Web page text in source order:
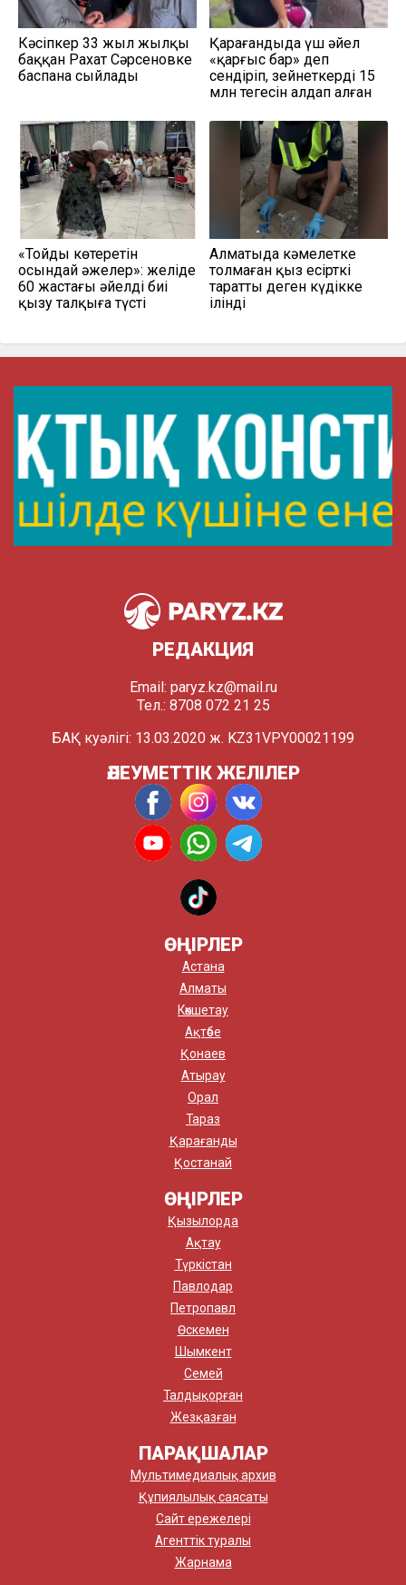
Кәсіпкер 33 жыл жылқы
баққан Рахат Сәрсеновке
баспана сыйлады
Қарағандыда үш әйел
«қарғыс бар» деп
сендіріп, зейнеткердің 15
млн теңгесін алдап алған
«Тойды көтеретін
осындай әжелер»: желіде
60 жастағы әйелдің биі
қызу талқыға түсті
Алматыда кәмелетке
толмаған қыз есірткі
таратты деген күдікке
ілінді
РЕДАКЦИЯ
Email: paryz.kz@mail.ru
Тел.: 8708 072 21 25
БАҚ куәлігі: 13.03.2020 ж. KZ31VPY00021199
ӘЛЕУМЕТТІК ЖЕЛІЛЕР
ӨҢІРЛЕР
Астана
Алматы
Көкшетау
Ақтөбе
Қонаев
Атырау
Орал
Тараз
Қарағанды
Қостанай
ӨҢІРЛЕР
Қызылорда
Ақтау
Түркістан
Павлодар
Петропавл
Өскемен
Шымкент
Семей
Талдықорған
Жезқазған
ПАРАҚШАЛАР
Мультимедиалық архив
Құпиялылық саясаты
Сайт ережелері
Агенттік туралы
Жарнама